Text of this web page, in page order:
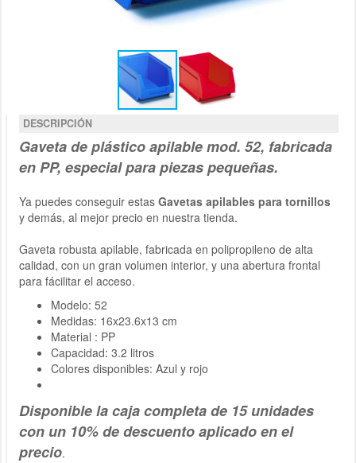
DESCRIPCIÓN
Gaveta de plástico apilable mod. 52, fabricada
en PP, especial para piezas pequeñas.
Ya puedes conseguir estas Gavetas apilables para tornillos
y demás, al mejor precio en nuestra tienda.
Gaveta robusta apilable, fabricada en polipropileno de alta
calidad, con un gran volumen interior, y una abertura frontal
para fácilitar el acceso.
Modelo: 52
Medidas: 16x23.6x13 cm
Material : PP
Capacidad: 3.2 litros
Colores disponibles: Azul y rojo
Disponible la caja completa de 15unidades
con un 10% de descuento aplicado en el
precio.